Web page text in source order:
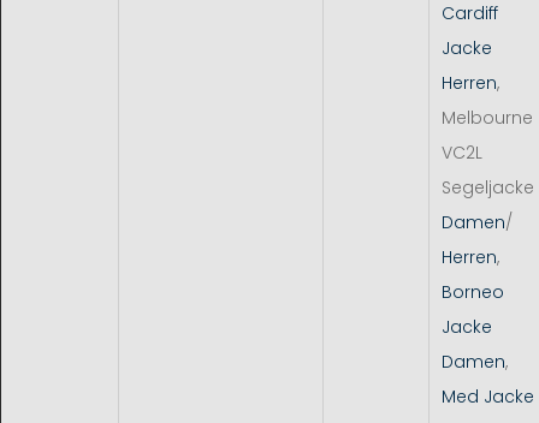
Cardiff
Jacke
Herren,
Melbourne
VC2L
Segeljacke
Damen/
Herren,
Borneo
Jacke
Damen,
Med Jacke